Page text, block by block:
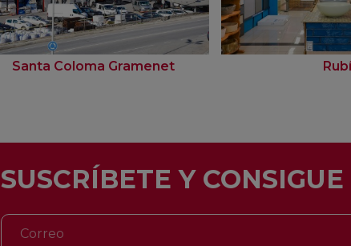
Santa Coloma Gramenet Rubí
SUSCRÍBETE Y